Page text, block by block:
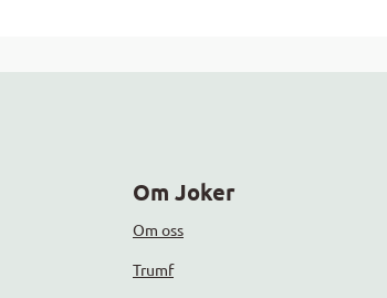
Om Joker
Om oss
Trumf